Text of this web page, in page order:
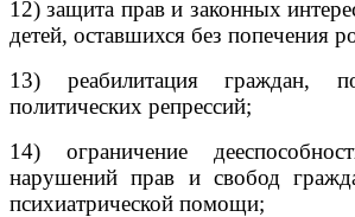
12) защита прав и законных
детей, оставшихся без попечения
13) реабилитация граждан,
политических репрессий;
14) ограничение
нарушений прав и свобод
психиатрической помощи;